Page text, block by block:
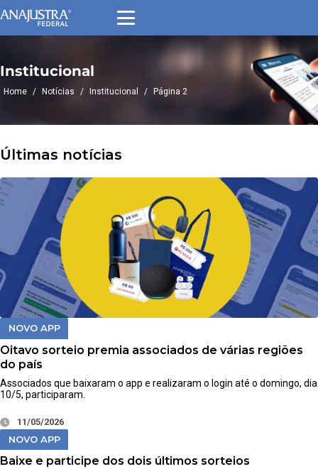
Institucional
Home / Notícias / Institucional / Página 2
Últimas notícias
NOVO APP
Baixe e participe dos dois últimos sorteios
NOVO APP
Oitavo sorteio premia associados de várias regiões
do país
Associados que baixaram o app e realizaram o login até o domingo, dia
10/5, participaram.
11/05/2026